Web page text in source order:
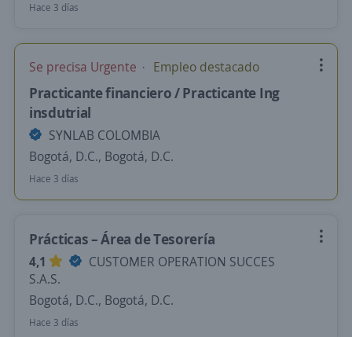
Hace 3 días
Se precisa Urgente Empleo destacado
Practicante financiero / Practicante Ing
insdutrial
SYNLAB COLOMBIA
Bogotá, D.C., Bogotá, D.C.
Hace 3 días
Prácticas – Área de Tesorería
4,1
CUSTOMER OPERATION SUCCES
S.A.S.
Bogotá, D.C., Bogotá, D.C.
Hace 3 días